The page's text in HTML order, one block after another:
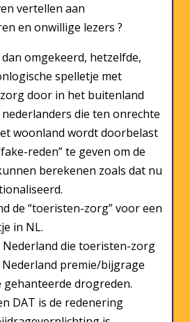
vertellen aan
en onwillige lezers ?
omgekeerd, hetzelfde,
spelletje met
door in het buitenland
die ten onrechte
woonland wordt doorbelast
reden” te geven om de
berekenen zoals dat nu
de “toeristen-zorg” voor een
in NL.
Nederland die toeristen-zorg
premie/bijgrage
gehanteerde drogreden.
DAT is de redenering